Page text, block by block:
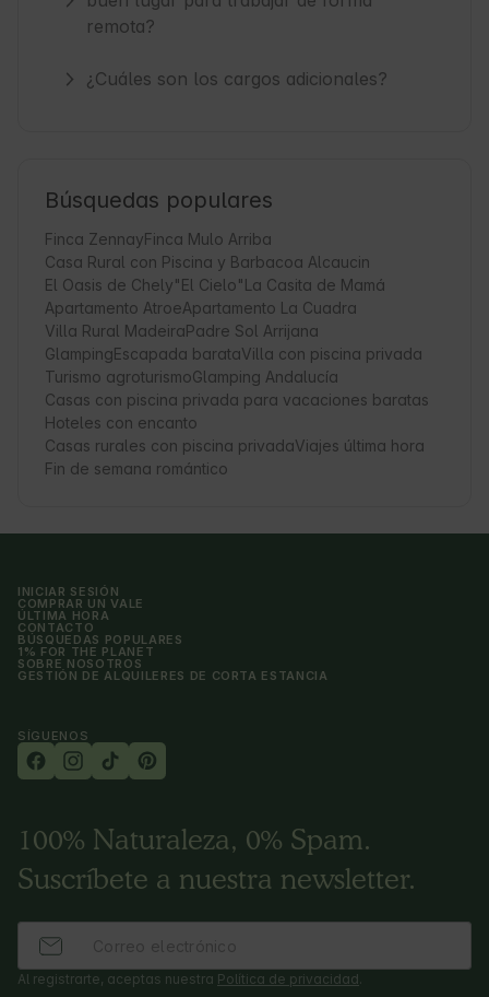
remota?
¿Cuáles son los cargos adicionales?
Búsquedas populares
Finca ZennayFinca Mulo Arriba
Casa Rural con Piscina y Barbacoa Alcaucin
El Oasis de Chely"El Cielo"La Casita de Mamá
Apartamento AtroeApartamento La Cuadra
Villa Rural MadeiraPadre Sol Arrijana
GlampingEscapada barataVilla con piscina privada
Turismo agroturismoGlamping Andalucía
Casas con piscina privada para vacaciones baratas
Hoteles con encanto
Casas rurales con piscina privadaViajes última hora
Fin de semana romántico
INICIAR SESIÓN
COMPRAR UN VALE
ÚLTIMA HORA
CONTACTO
BÚSQUEDAS POPULARES
1% FOR THE PLANET
SOBRE NOSOTROS
GESTIÓN DE ALQUILERES DE CORTA ESTANCIA
SÍGUENOS
100% Naturaleza, 0% Spam.
Suscríbete a nuestra newsletter.
Al registrarte, aceptas nuestra Política de privacidad.